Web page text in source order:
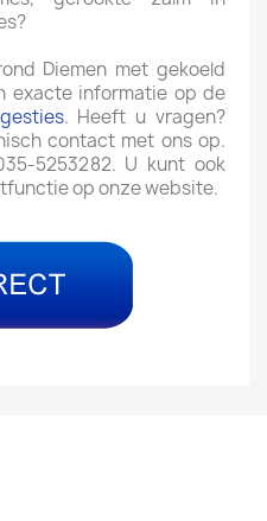
Diemen met gekoeld
exacte informatie op de
. Heeft u vragen?
contact met ons op.
5253282. U kunt ook
op onze website.